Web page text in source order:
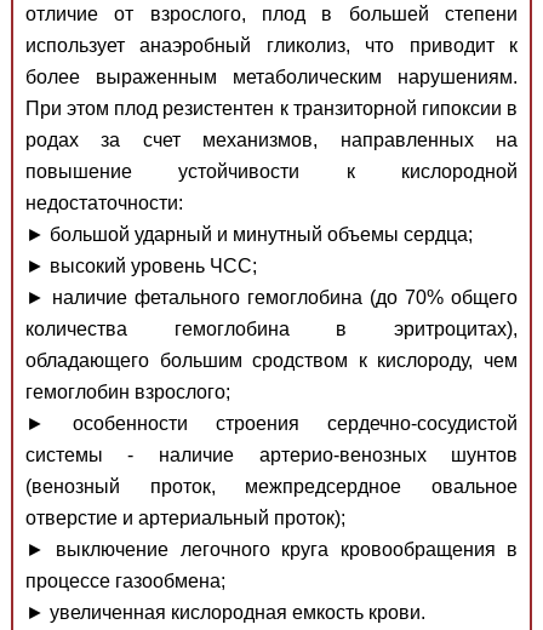
отличие от взрослого, плод в большей степени
использует анаэробный гликолиз, что приводит к
более выраженным метаболическим нарушениям.
При этом плод резистентен к транзиторной гипоксии в
родах за счет механизмов, направленных на
повышение устойчивости к кислородной
недостаточности:
► большой ударный и минутный объемы сердца;
► высокий уровень ЧСС;
► наличие фетального гемоглобина (до 70% общего
количества гемоглобина в эритроцитах),
обладающего большим сродством к кислороду, чем
гемоглобин взрослого;
► особенности строения сердечно-сосудистой
системы - наличие артерио-венозных шунтов
(венозный проток, межпредсердное овальное
отверстие и артериальный проток);
► выключение легочного круга кровообращения в
процессе газообмена;
► увеличенная кислородная емкость крови.